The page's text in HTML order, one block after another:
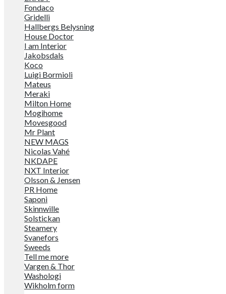
Fondaco
Gridelli
Hallbergs Belysning
House Doctor
I am Interior
Jakobsdals
Koco
Luigi Bormioli
Mateus
Meraki
Milton Home
Mogihome
Movesgood
Mr Plant
NEW MAGS
Nicolas Vahé
NKDAPE
NXT Interior
Olsson & Jensen
PR Home
Saponi
Skinnwille
Solstickan
Steamery
Svanefors
Sweeds
Tell me more
Vargen & Thor
Washologi
Wikholm form